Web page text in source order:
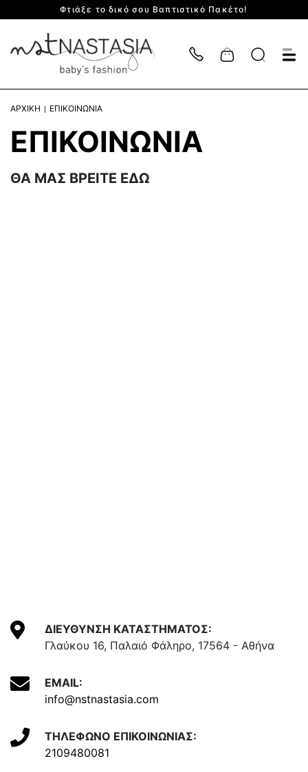
Φτιάξε το δικό σου Βαπτιστικό Πακέτο!
Cart
ΑΡΧΙΚΗ ΕΠΙΚΟΙΝΩΝΙΑ
ΕΠΙΚΟΙΝΩΝΙΑ
ΘΑ ΜΑΣ ΒΡΕΙΤΕ ΕΔΩ
ΔΙΕΥΘΥΝΣΗ ΚΑΤΑΣΤΗΜΑΤΟΣ:
Γλαύκου 16, Παλαιό Φάληρο, 17564 - Αθήνα
EMAIL:
info@nstnastasia.com
ΤΗΛΕΦΩΝΟ ΕΠΙΚΟΙΝΩΝΙΑΣ:
2109480081